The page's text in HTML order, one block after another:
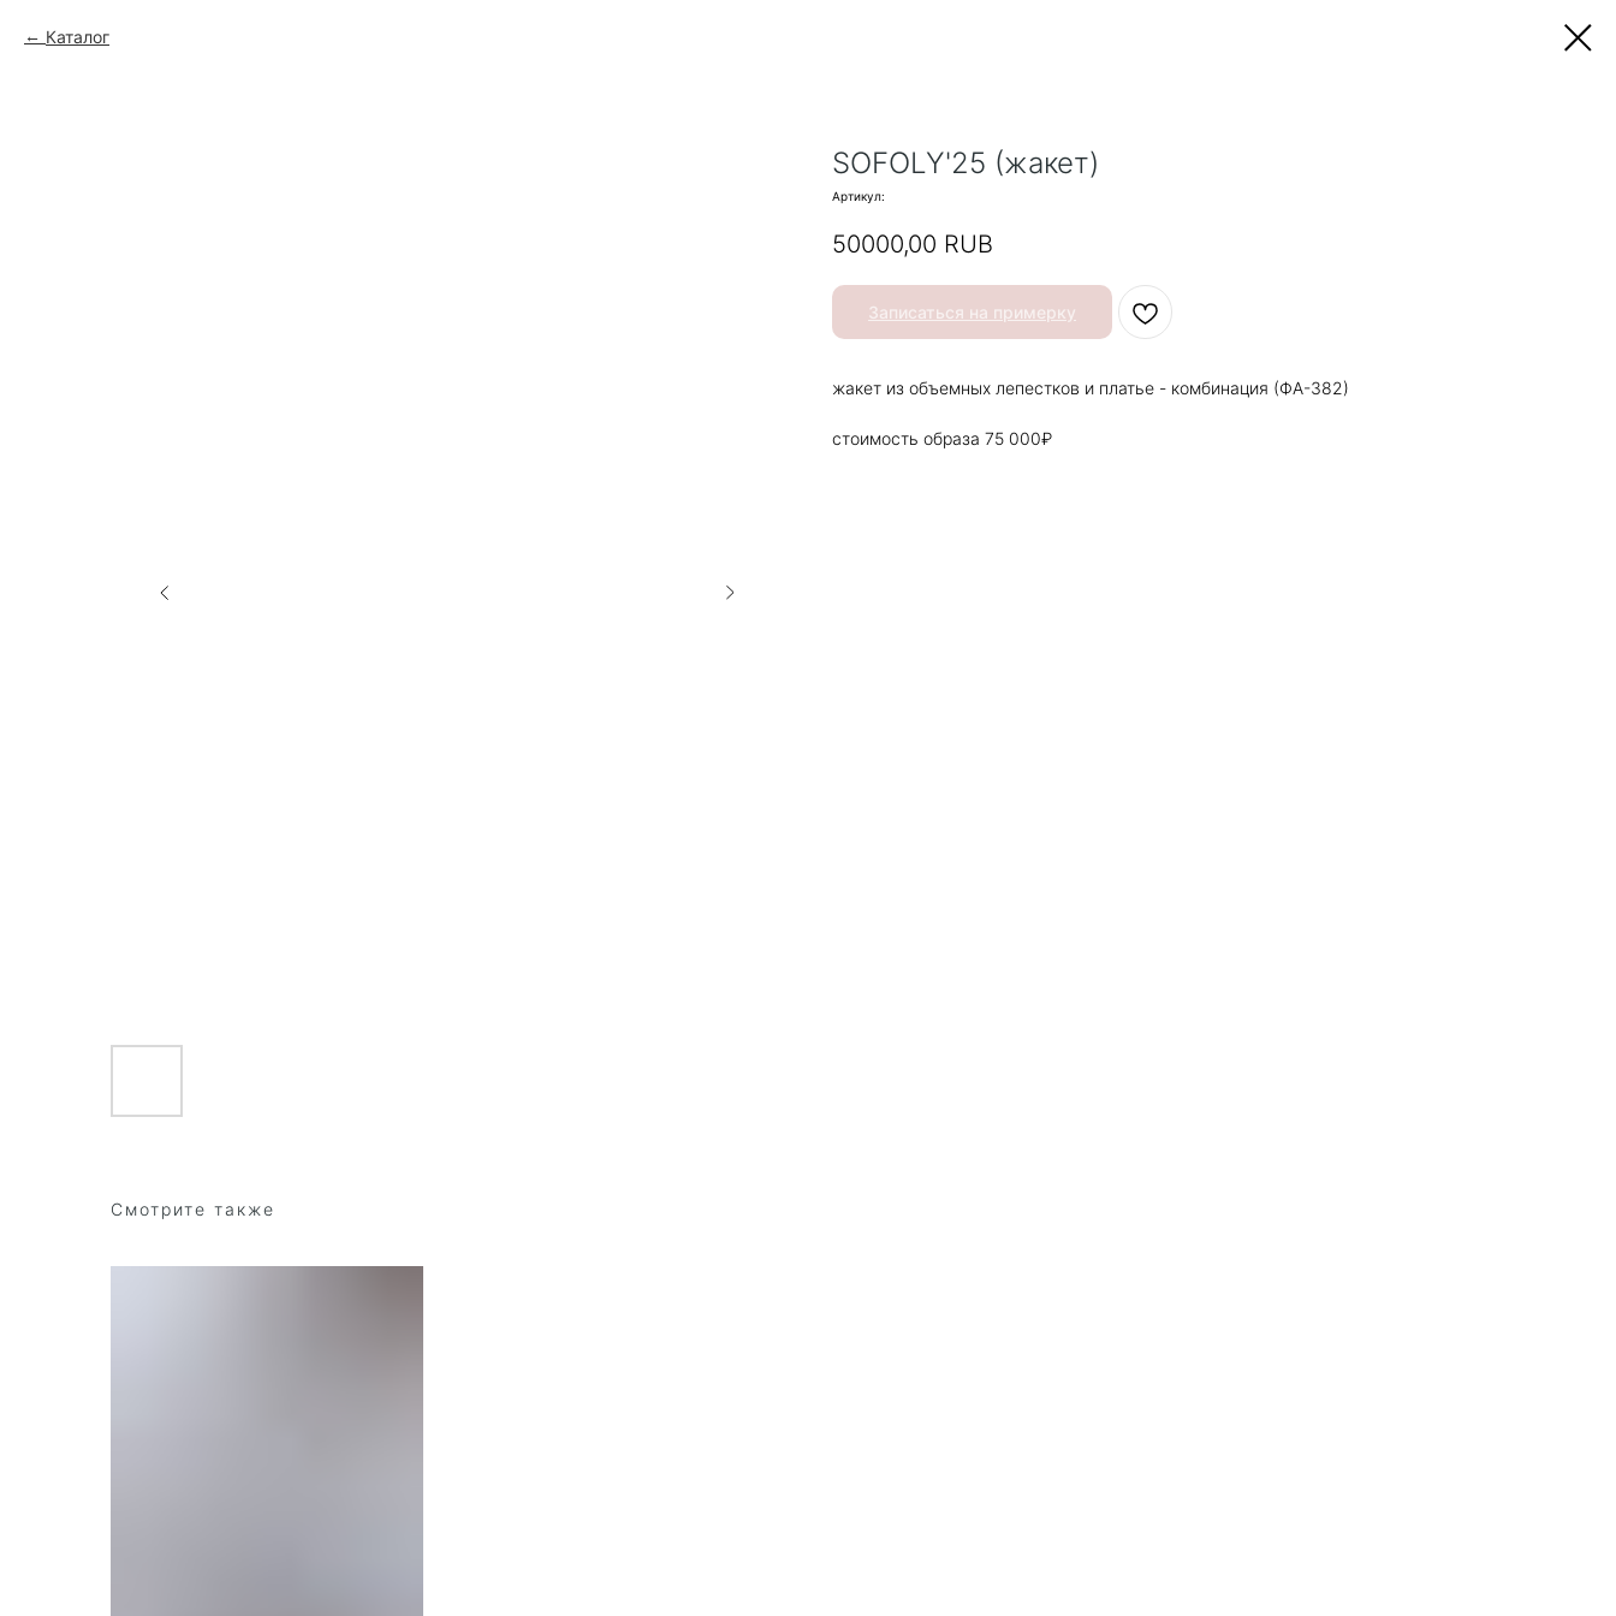
Каталог
SOFOLY'25 (жакет)
Артикул:
50000,00 RUB
Записаться на примерку
жакет из объемных лепестков и платье - комбинация (ФА-382)
стоимость образа 75 000₽
Смотрите также